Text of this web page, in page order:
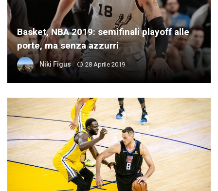
Basket, NBA 2019: semifinali playoff alle
porte, ma senza azzurri
Niki Figus 28 Aprile 2019